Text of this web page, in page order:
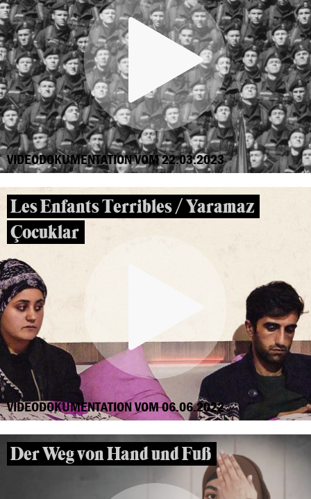
VIDEODOKUMENTATION VOM 22.03.2023
Les Enfants Terribles / Yaramaz
Çocuklar
VIDEODOKUMENTATION VOM 06.06.2022
Der Weg von Hand und Fuß